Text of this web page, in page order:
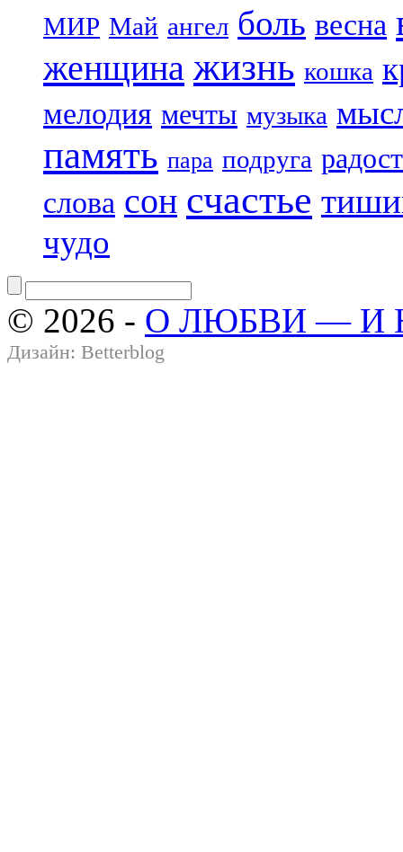
МИР Май ангел боль весна
женщина жизнь кошка
мелодия мечты музыка
память пара подруга
слова сон счастье
чудо
© 2026 - О ЛЮБВИ — И
Дизайн: Betterblog